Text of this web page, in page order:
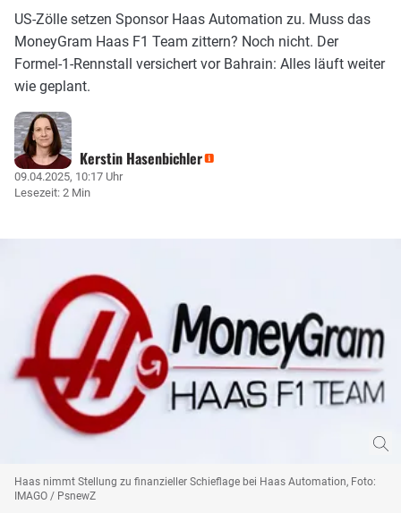
US-Zölle setzen Sponsor Haas Automation zu. Muss das
MoneyGram Haas F1 Team zittern? Noch nicht. Der
Formel-1-Rennstall versichert vor Bahrain: Alles läuft weiter
wie geplant.
Kerstin Hasenbichler
09.04.2025, 10:17 Uhr
Lesezeit: 2 Min
Haas nimmt Stellung zu finanzieller Schieflage bei Haas Automation, Foto:
IMAGO / PsnewZ